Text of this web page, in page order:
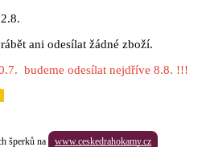
ani odesílat žádné zboží.
budeme odesílat nejdříve 8.8. !!!
šperků na www.ceskedrahokamy.cz